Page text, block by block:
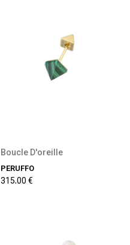
Boucle D'oreille
PERUFFO
315,00 €
Précommande disponible